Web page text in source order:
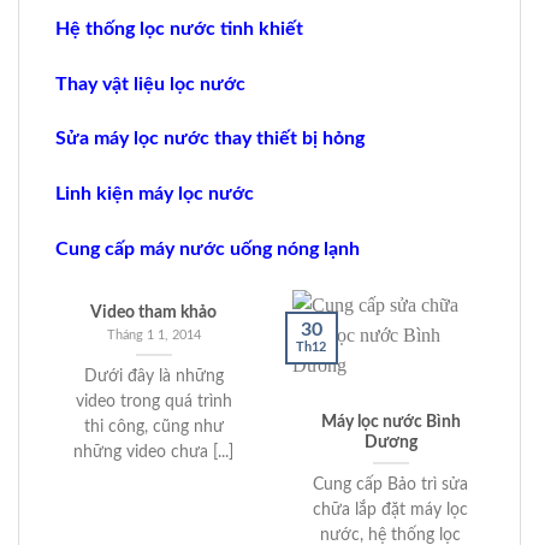
Hệ thống lọc nước tinh khiết
Thay vật liệu lọc nước
Sửa máy lọc nước thay thiết bị hỏng
Linh kiện máy lọc nước
Cung cấp máy nước uống nóng lạnh
Video tham khảo
Tháng 1 1, 2014
Dưới đây là những
video trong quá trình
thi công, cũng như
những video chưa [...]
Máy lọc nước Bình
Dương
Cung cấp Bảo trì sửa
chữa lắp đặt máy lọc
nước, hệ thống lọc
30
Th12